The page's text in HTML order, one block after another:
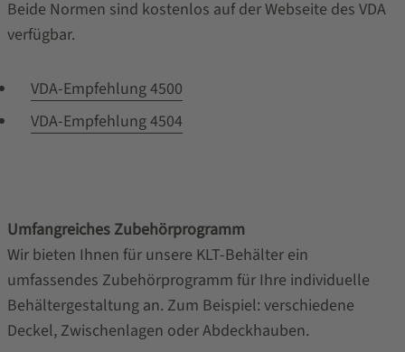
Beide Normen sind kostenlos auf der Webseite des VDA
verfügbar.
VDA-Empfehlung 4500
VDA-Empfehlung 4504
Umfangreiches Zubehörprogramm
Wir bieten Ihnen für unsere KLT-Behälter ein
umfassendes Zubehörprogramm für Ihre individuelle
Behältergestaltung an. Zum Beispiel: verschiedene
Deckel, Zwischenlagen oder Abdeckhauben.